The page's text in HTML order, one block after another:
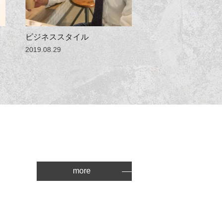
ビジネススタイル
2019.08.29
more